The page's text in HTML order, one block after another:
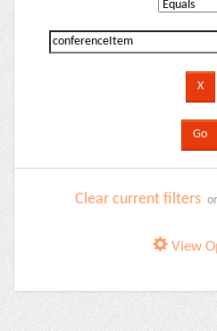
Clear current filters or
View